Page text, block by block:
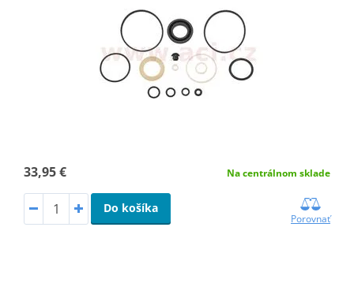
33,95 € Na centrálnom sklade
Do košíka
Porovnať